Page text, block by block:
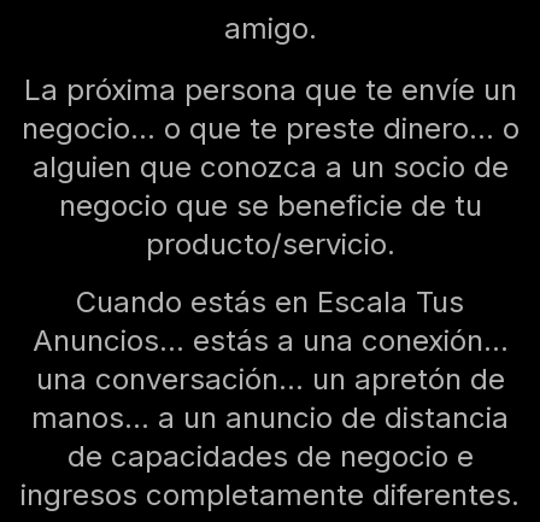
amigo.
La próxima persona que te envíe un
negocio... o que te preste dinero... o
alguien que conozca a un socio de
negocio que se beneficie de tu
producto/servicio.
Cuando estás en Escala Tus
Anuncios... estás a una conexión...
una conversación... un apretón de
manos... a un anuncio de distancia
de capacidades de negocio e
ingresos completamente diferentes.